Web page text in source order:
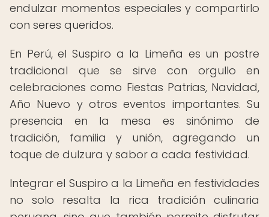
endulzar momentos especiales y compartirlo
con seres queridos.
En Perú, el Suspiro a la Limeña es un postre
tradicional que se sirve con orgullo en
celebraciones como Fiestas Patrias, Navidad,
Año Nuevo y otros eventos importantes. Su
presencia en la mesa es sinónimo de
tradición, familia y unión, agregando un
toque de dulzura y sabor a cada festividad.
Integrar el Suspiro a la Limeña en festividades
no solo resalta la rica tradición culinaria